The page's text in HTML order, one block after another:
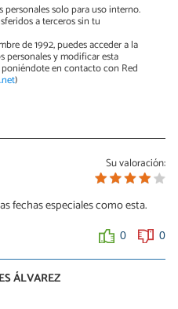
solo para uso interno.
a terceros sin tu
de 1992, puedes acceder a la
personales y modificar esta
en contacto con Red
)
Su valoración:
fechas especiales como esta.
0 0
ÁLVAREZ